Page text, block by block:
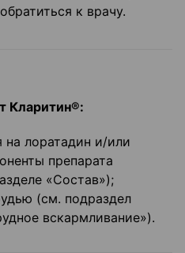
к врачу.
Кларитин®:
на лоратадин и/или
препарата
«Состав»);
(см. подраздел
вскармливание»).